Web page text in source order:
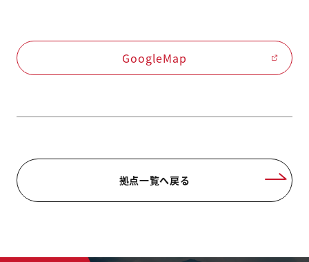
GoogleMap
拠点一覧へ戻る